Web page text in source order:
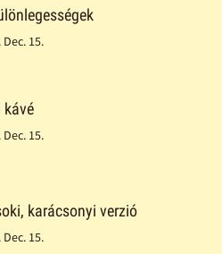
Dec. 15.
kávé
Dec. 15.
karácsonyi verzió
Dec. 15.